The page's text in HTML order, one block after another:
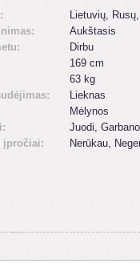
Lietuvių,
Aukštasis
Dirbu
169 cm
63 kg
Lieknas
Mėlynos
Juodi,
įpročiai:
Nerūkau,